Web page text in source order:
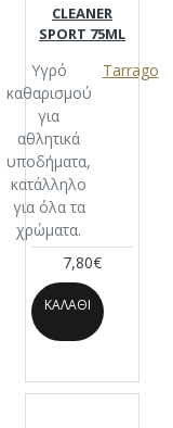
CLEANER
SPORT 75ML
Υγρό
καθαρισμού
για
αθλητικά
υποδήματα,
κατάλληλο
για όλα τα
χρώματα.
Tarrago
7,80€
ΚΑΛΆΘΙ